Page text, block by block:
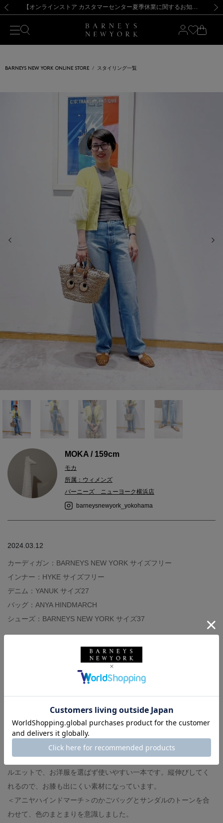
新規登録のお客様も対象！＜MY BARNEYS＞会員のお客様は11,000円（税込）以上のお買上げで常時送料無料！お買い物の際は会員登録を！
【夏季休業に伴う出荷一時停止のお知らせ】(2026.8.7) 【オンラインストア カスタマーセンター夏季休業に関するお知らせ】（2026.8.7）
【夏季休業に伴う返品・交換承り一時停止のお知らせ】（2026.8.5）
熊本県を中心とした地震の影響によるお荷物のお届けについて
【開催中】SUMMER SALEのご案内・ご注意事項 新規登録のお客様も対象！＜MY BARNEYS＞会員のお客様は11,000円（税込）以上のお買上げで常時送料無料！お買い物の際は会員登録を！
【夏季休業に伴う出荷一時停止のお知らせ】(2026.8.7)
BARNEYS NEW YORK ONLINE STORE スタイリング一覧
MOKA / 159cm
モカ
所属：ウィメンズ
バーニーズ ニューヨーク横浜店
barneysnewyork_yokohama
2024.03.12
カーディガン：BARNEYS NEW YORK サイズフリー
インナー：HYKE サイズフリー
デニム：YANUK サイズ27
バッグ：ANYA HINDMARCH
シューズ：BARNEYS NEW YORK サイズ37
あたたかくなるこれからの時期は明るいカラーや軽い素材感を着
＜バーニーズ ニューヨーク＞のカーディガンは単品だとフェミ
湿度のある時期でもお肌につきにくい、ドライな質感です。
インナーを落ち着いたカラーにすることで、お色味を普段お召し
にならない方でもトライしやすくなります。
＜ヤヌーク＞の"LEA"デニムはハイウエストな股上とプレーンなシ
ルエットで、お洋服を選ばず使いやすい一本です。縦伸びしてく
れるので、お膝も出にくい素材になっています。
＜アニヤハインドマーチ＞のかごバッグとサンダルのトーンを合
わせて、色のまとまりを意識しました。